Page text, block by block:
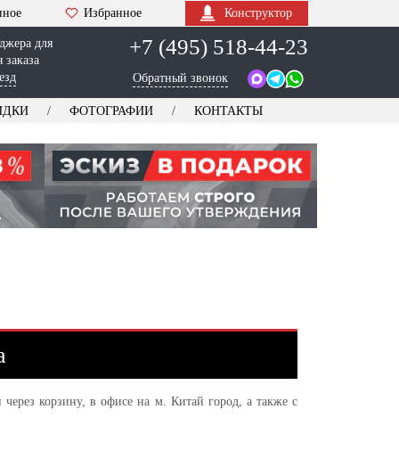
Избранное Конструктор
для
+7 (495) 518-44-23
Обратный звонок
ФОТОГРАФИИ КОНТАКТЫ
корзину, в офисе на м. Китай город, а также с